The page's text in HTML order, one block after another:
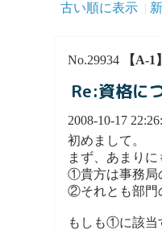
古い順に表示
No.29934 【A-1】
Re:資格に
2008-10-17
初めまして。
まず、あまり
①貴方は事務局
②それとも部門
もしも①に該当